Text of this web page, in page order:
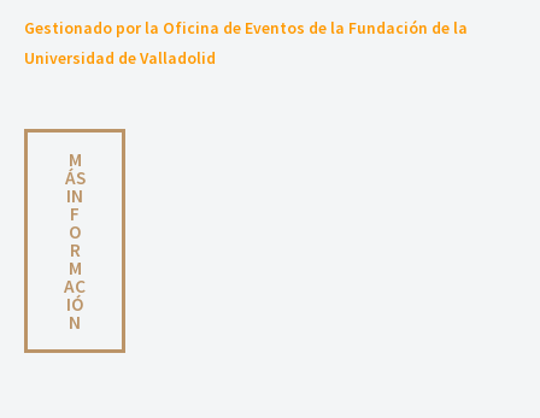
Gestionado por la Oficina de Eventos de la Fundación de la
Universidad de Valladolid
M
ÁS
IN
F
O
R
M
AC
IÓ
N